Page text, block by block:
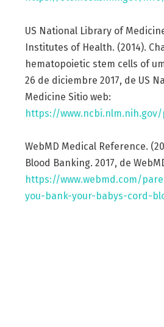
US National Library of
Institutes of Health. (2014).
hematopoietic stem cells of
26 de diciembre 2017, de US
Medicine Sitio web:
https://www.ncbi.nlm.nih.gov/
WebMD Medical Reference.
Blood Banking. 2017, de
https://www.webmd.com/
you-bank-your-babys-cord-